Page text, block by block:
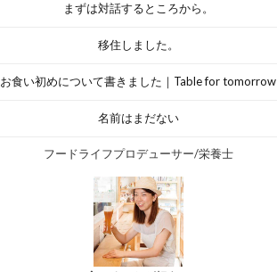
まずは対話するところから。
移住しました。
お食い初めについて書きました｜Table for tomorrow
名前はまだない
フードライフプロデューサー/栄養士